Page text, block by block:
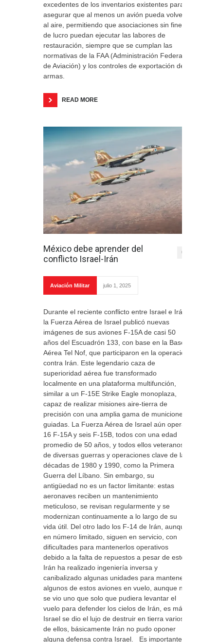
excedentes de los inventarios existentes para
asegurar que al menos un avión pueda volver
al aire, permitiendo que asociaciones sin fines
de lucro puedan ejecutar las labores de
restauración, siempre que se cumplan las
normativas de la FAA (Administración Federal
de Aviación) y los controles de exportación de
armas.
READ MORE
México debe aprender del
conflicto Israel-Irán
0
Aviación Militar julio 1, 2025
Durante el reciente conflicto entre Israel e Irán,
la Fuerza Aérea de Israel publicó nuevas
imágenes de sus aviones F-15A de casi 50
años del Escuadrón 133, con base en la Base
Aérea Tel Nof, que participaron en la operación
contra Irán. Este legendario caza de
superioridad aérea fue transformado
localmente en una plataforma multifunción,
similar a un F-15E Strike Eagle monoplaza,
capaz de realizar misiones aire-tierra de
precisión con una amplia gama de municiones
guiadas. La Fuerza Aérea de Israel aún opera
16 F-15A y seis F-15B, todos con una edad
promedio de 50 años, y todos ellos veteranos
de diversas guerras y operaciones clave de las
décadas de 1980 y 1990, como la Primera
Guerra del Líbano. Sin embargo, su
antigüedad no es un factor limitante: estas
aeronaves reciben un mantenimiento
meticuloso, se revisan regularmente y se
modernizan continuamente a lo largo de su
vida útil. Del otro lado los F-14 de Irán, aunque
en número limitado, siguen en servicio, con
dificultades para mantenerlos operativos
debido a la falta de repuestos a pesar de esto,
Irán ha realizado ingeniería inversa y
canibalizado algunas unidades para mantener
algunos de estos aviones en vuelo, aunque no
se vio uno que solo que pudiera levantar el
vuelo para defender los cielos de Irán, es más
Israel se dio el lujo de destruir en tierra varios
de ellos, básicamente Irán no pudo oponer
alguna defensa contra Israel. Es importante